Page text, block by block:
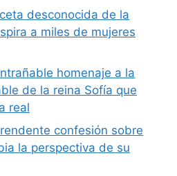
desconocida de la
a miles de mujeres
homenaje a la
de la reina Sofía que
real
confesión sobre
la perspectiva de su